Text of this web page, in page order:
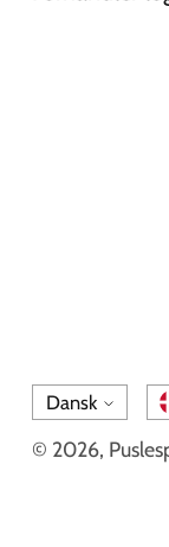
Sprog
Dansk
© 2026,